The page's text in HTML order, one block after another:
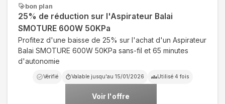
bon plan
25% de réduction sur l'Aspirateur Balai
SMOTURE 600W 50KPa
Profitez d'une baisse de 25% sur l'achat d'un Aspirateur
Balai SMOTURE 600W 50KPa sans-fil et 65 minutes
d'autonomie
Vérifié Valable jusqu'au 15/01/2026 Utilisé 4 fois
Voir l'offre